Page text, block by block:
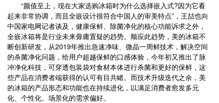
“颜值至上，现在大家选购冰箱时为什么选择嵌入式?因为它看
起来非常协调，而且全嵌设计很符合中国人的审美特点”，王喆也向
中国家电网记者谈及，健康保鲜、除菌净化的核心功能诉求之外，
全嵌冰箱将是行业未来毋庸置疑的趋势。顺应此趋势，美的冰箱不
断创新研发，从2019年推出急速净味、微晶一周鲜技术，解决空间
的杀菌净化问题，给用户超越保鲜的口感体验，今年初又推出了脉
冲净化科技，可穿透包装袋对食材本体进行杀菌和更好的保鲜，这
些产品在消费者端获得的认可有目共睹。而技术升级迭代之余，美
的冰箱的产品形态和功能也在持续进化，以满足消费者愈发多元
化、个性化、场景化的需求偏好。